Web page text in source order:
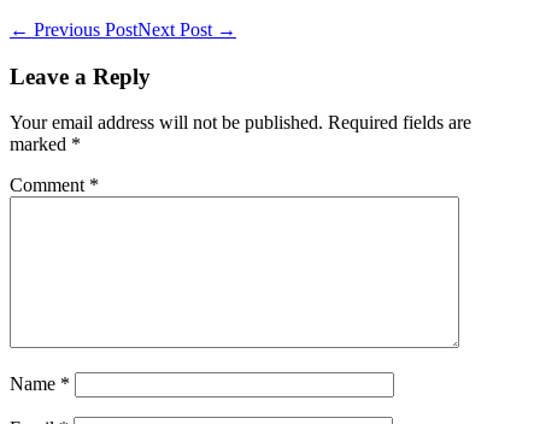
Post
← Previous PostNext Post →
Leave a Reply
Your email address will not be published. Required fields are
marked *
Comment *
Name *